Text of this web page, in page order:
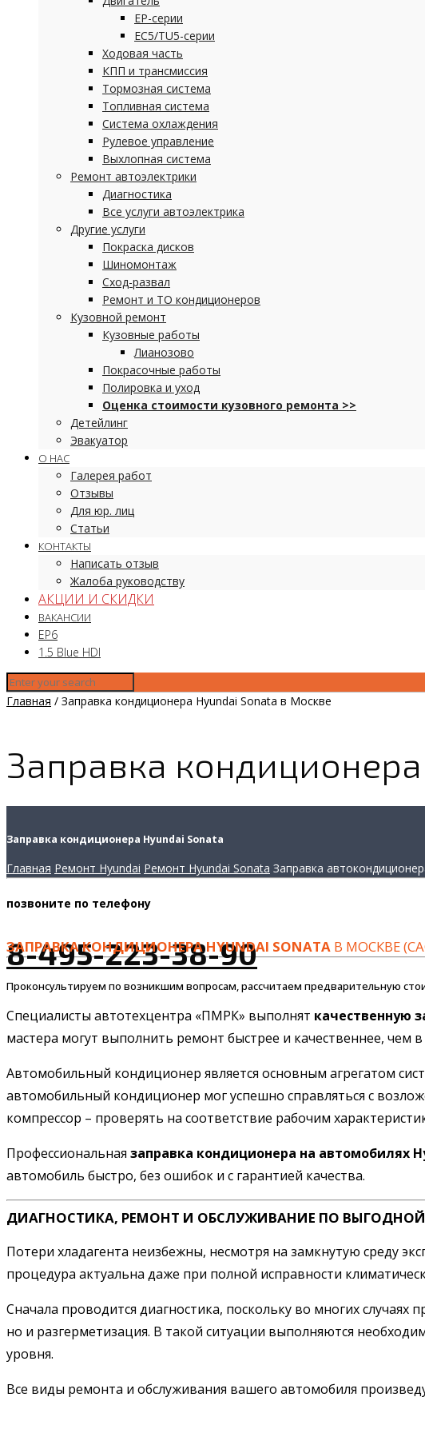
EP-серии
EC5/TU5-серии
Ходовая часть
КПП и трансмиссия
Тормозная система
Топливная система
Система охлаждения
Рулевое управление
Выхлопная система
Ремонт автоэлектрики
Диагностика
Все услуги автоэлектрика
Другие услуги
Покраска дисков
Шиномонтаж
Сход-развал
Ремонт и ТО кондиционеров
Кузовной ремонт
Кузовные работы
Лианозово
Покрасочные работы
Полировка и уход
Оценка стоимости кузовного ремонта >>
Детейлинг
Эвакуатор
О НАС
Галерея работ
Отзывы
Для юр. лиц
Статьи
КОНТАКТЫ
Написать отзыв
Жалоба руководству
АКЦИИ И СКИДКИ
ВАКАНСИИ
EP6
1.5 Blue HDI
Главная / Заправка кондиционера Hyundai Sonata в Москве
Заправка
Заправка кондиционера Hyundai Sonata
Главная Ремонт Hyundai Ремонт Hyundai Sonata Заправка
позвоните по телефону
8-495-223-38-90
Проконсультируем по возникшим вопросам, рассчитаем предварительную
ЗАПРАВКА КОНДИЦИОНЕРА HYUNDAI SONATA В МОСКВЕ
Специалисты автотехцентра «ПМРК» выполнят качественную
мастера могут выполнить ремонт быстрее и качественнее, чем в
Автомобильный кондиционер является основным агрегатом
автомобильный кондиционер мог успешно справляться с
компрессор – проверять на соответствие рабочим
Профессиональная заправка кондиционера на автомобилях
автомобиль быстро, без ошибок и с гарантией качества.
ДИАГНОСТИКА, РЕМОНТ И ОБСЛУЖИВАНИЕ ПО ВЫГОДНОЙ
Потери хладагента неизбежны, несмотря на замкнутую среду
процедура актуальна даже при полной исправности
Сначала проводится диагностика, поскольку во многих
но и разгерметизация. В такой ситуации выполняются
уровня.
Все виды ремонта и обслуживания вашего автомобиля